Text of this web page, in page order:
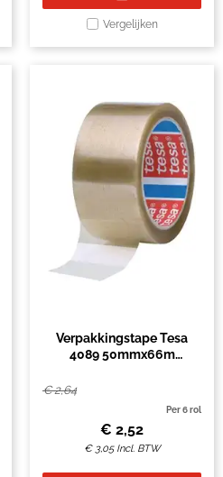
Vergelijken
Verpakkingstape Tesa
4089 50mmx66m
€2,64
Per 6 rol
€ 2,52
€ 3,05 Incl. BTW